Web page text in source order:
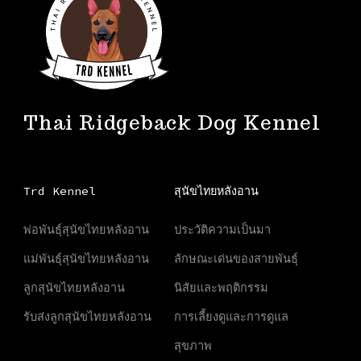
Thai Ridgeback Dog Kennel
Trd Kennel
พ่อพันธุ์สุนัขไทยหลังอาน
แม่พันธุ์สุนัขไทยหลังอาน
ลูกสุนัขไทยหลังอาน
รับส่งลูกสุนัขไทยหลังอาน
สุนัขไทยหลังอาน
ประวัติความเป็นมา
ลักษณะเด่นของสายพันธุ์
นิสัยและพฤติกรรม
การเลี้ยงดูและการดูแล
สุขภาพ